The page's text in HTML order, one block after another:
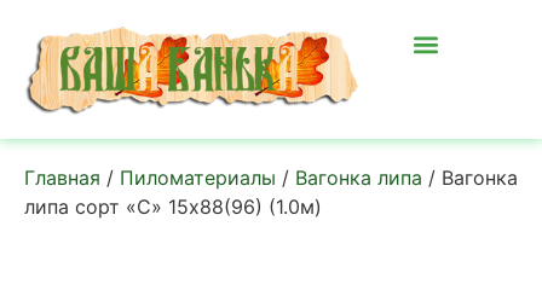
Главная / Пиломатериалы / Вагонка липа / Вагонка
липа сорт «С» 15х88(96) (1.0м)